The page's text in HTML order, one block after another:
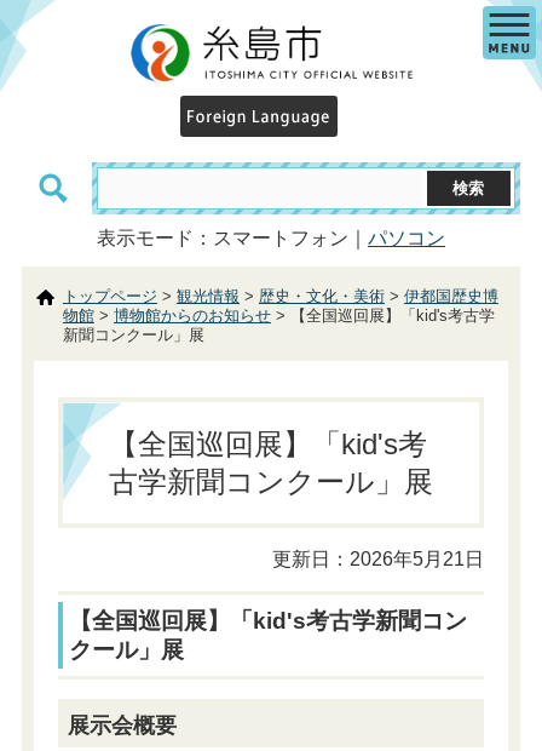
表示モード：スマートフォン｜ パソコン
トップページ > 観光情報 > 歴史・文化・美術> 伊都国歴史博
物館> 博物館からのお知らせ> 【全国巡回展】「kid's考古学
新聞コンクール」展
【全国巡回展】「kid's考
古学新聞コンクール」展
更新日：2026年5月21日
【全国巡回展】「kid's考古学新聞コン
クール」展
展示会概要